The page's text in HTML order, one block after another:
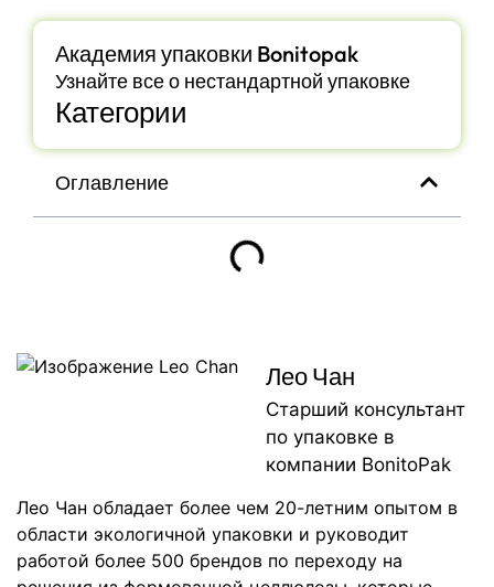
Академия упаковки Bonitopak
Узнайте все о нестандартной упаковке
Категории
Оглавление
Лео Чан
Старший консультант
по упаковке в
компании BonitoPak
Лео Чан обладает более чем 20-летним опытом в
области экологичной упаковки и руководит
работой более 500 брендов по переходу на